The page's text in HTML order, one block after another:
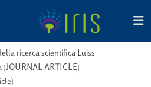
ricerca scientifica Luiss
(JOURNAL ARTICLE)